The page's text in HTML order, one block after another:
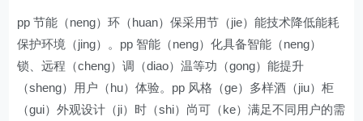
pp 节能（neng）环（huan）保采用节（jie）能技术降低能耗
保护环境（jing）。pp 智能（neng）化具备智能（neng）
锁、远程（cheng）调（diao）温等功（gong）能提升
（sheng）用户（hu）体验。pp 风格（ge）多样酒（jiu）柜
（gui）外观设计（ji）时（shi）尚可（ke）满足不同用户的需